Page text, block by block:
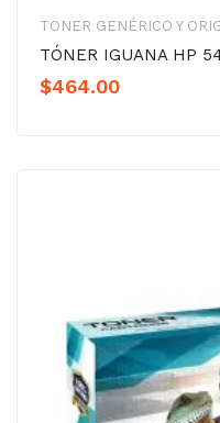
TONER GENÉRICO Y
TÓNER IGUANA HP
$464.00